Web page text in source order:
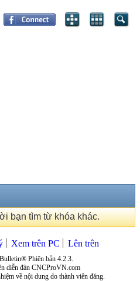
bạn tìm từ khóa khác.
Xem trên PC Lên trên
Phiên bản 4.2.3.
diễn đàn CNCProVN.com
về nội dung do thành viên đăng.